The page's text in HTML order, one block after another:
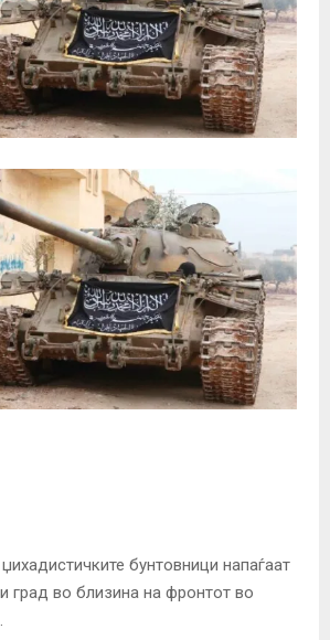
бунтовници напаѓаат
град во близина на фронтот во